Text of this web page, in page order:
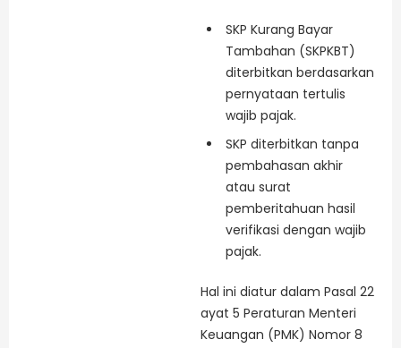
SKP Kurang Bayar
Tambahan (SKPKBT)
diterbitkan berdasarkan
pernyataan tertulis
wajib pajak.
SKP diterbitkan tanpa
pembahasan akhir
atau surat
pemberitahuan hasil
verifikasi dengan wajib
pajak.
Hal ini diatur dalam Pasal 22
ayat 5 Peraturan Menteri
Keuangan (PMK) Nomor 8